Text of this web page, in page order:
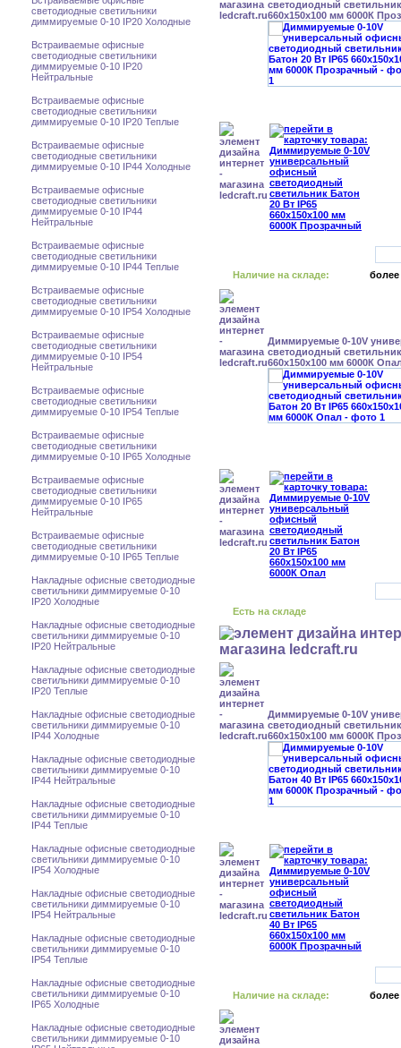
светодиодные светильники
диммируемые 0-10 IP20 Холодные
Встраиваемые офисные
светодиодные светильники
диммируемые 0-10 IP20
Нейтральные
Встраиваемые офисные
светодиодные светильники
диммируемые 0-10 IP20 Теплые
Встраиваемые офисные
светодиодные светильники
диммируемые 0-10 IP44 Холодные
Встраиваемые офисные
светодиодные светильники
диммируемые 0-10 IP44
Нейтральные
Встраиваемые офисные
светодиодные светильники
диммируемые 0-10 IP44 Теплые
Встраиваемые офисные
светодиодные светильники
диммируемые 0-10 IP54 Холодные
Встраиваемые офисные
светодиодные светильники
диммируемые 0-10 IP54
Нейтральные
Встраиваемые офисные
светодиодные светильники
диммируемые 0-10 IP54 Теплые
Встраиваемые офисные
светодиодные светильники
диммируемые 0-10 IP65 Холодные
Встраиваемые офисные
светодиодные светильники
диммируемые 0-10 IP65
Нейтральные
Встраиваемые офисные
светодиодные светильники
диммируемые 0-10 IP65 Теплые
Накладные офисные светодиодные
светильники диммируемые 0-10
IP20 Холодные
Накладные офисные светодиодные
светильники диммируемые 0-10
IP20 Нейтральные
Накладные офисные светодиодные
светильники диммируемые 0-10
IP20 Теплые
Накладные офисные светодиодные
светильники диммируемые 0-10
IP44 Холодные
Накладные офисные светодиодные
светильники диммируемые 0-10
IP44 Нейтральные
Накладные офисные светодиодные
светильники диммируемые 0-10
IP44 Теплые
Накладные офисные светодиодные
светильники диммируемые 0-10
IP54 Холодные
Накладные офисные светодиодные
светильники диммируемые 0-10
IP54 Нейтральные
Накладные офисные светодиодные
светильники диммируемые 0-10
IP54 Теплые
Накладные офисные светодиодные
светильники диммируемые 0-10
IP65 Холодные
Накладные офисные светодиодные
светильники диммируемые 0-10
светодиодный
660x150x100 мм 6000К
Наличие на складе: более
Диммируемые 0-10V
светодиодный
660x150x100 мм 6000К
Есть на складе
Диммируемые 0-10V
светодиодный
660x150x100 мм 6000К
Наличие на складе: более